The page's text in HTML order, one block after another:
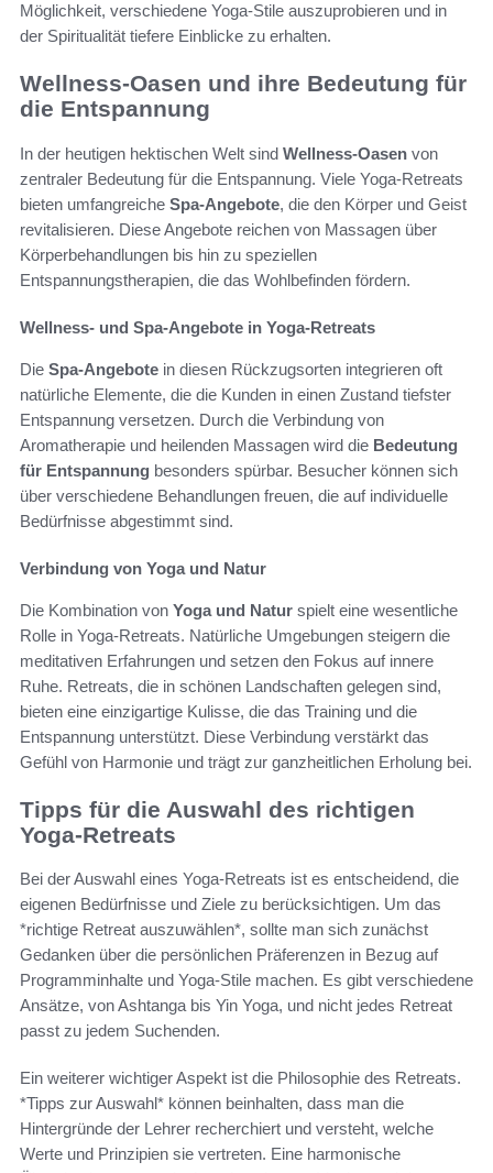
Möglichkeit, verschiedene Yoga-Stile auszuprobieren und in
der Spiritualität tiefere Einblicke zu erhalten.
Wellness-Oasen und ihre Bedeutung für
die Entspannung
In der heutigen hektischen Welt sind Wellness-Oasen von
zentraler Bedeutung für die Entspannung. Viele Yoga-Retreats
bieten umfangreiche Spa-Angebote, die den Körper und Geist
revitalisieren. Diese Angebote reichen von Massagen über
Körperbehandlungen bis hin zu speziellen
Entspannungstherapien, die das Wohlbefinden fördern.
Wellness- und Spa-Angebote in Yoga-Retreats
Die Spa-Angebote in diesen Rückzugsorten integrieren oft
natürliche Elemente, die die Kunden in einen Zustand tiefster
Entspannung versetzen. Durch die Verbindung von
Aromatherapie und heilenden Massagen wird die Bedeutung
für Entspannung besonders spürbar. Besucher können sich
über verschiedene Behandlungen freuen, die auf individuelle
Bedürfnisse abgestimmt sind.
Verbindung von Yoga und Natur
Die Kombination von Yoga und Natur spielt eine wesentliche
Rolle in Yoga-Retreats. Natürliche Umgebungen steigern die
meditativen Erfahrungen und setzen den Fokus auf innere
Ruhe. Retreats, die in schönen Landschaften gelegen sind,
bieten eine einzigartige Kulisse, die das Training und die
Entspannung unterstützt. Diese Verbindung verstärkt das
Gefühl von Harmonie und trägt zur ganzheitlichen Erholung bei.
Tipps für die Auswahl des richtigen
Yoga-Retreats
Bei der Auswahl eines Yoga-Retreats ist es entscheidend, die
eigenen Bedürfnisse und Ziele zu berücksichtigen. Um das
*richtige Retreat auszuwählen*, sollte man sich zunächst
Gedanken über die persönlichen Präferenzen in Bezug auf
Programminhalte und Yoga-Stile machen. Es gibt verschiedene
Ansätze, von Ashtanga bis Yin Yoga, und nicht jedes Retreat
passt zu jedem Suchenden.
Ein weiterer wichtiger Aspekt ist die Philosophie des Retreats.
*Tipps zur Auswahl* können beinhalten, dass man die
Hintergründe der Lehrer recherchiert und versteht, welche
Werte und Prinzipien sie vertreten. Eine harmonische